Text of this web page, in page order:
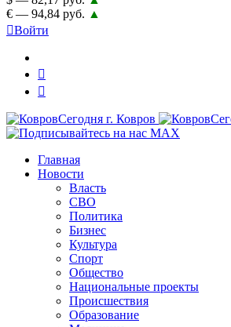
€ — 94,84 руб. ▲
Войти
Главная
Новости
Власть
СВО
Политика
Бизнес
Культура
Спорт
Общество
Национальные проекты
Происшествия
Образование